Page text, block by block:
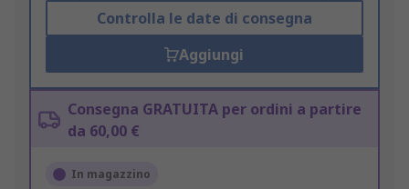
Controlla le date di consegna
Aggiungi
Consegna GRATUITA per ordini a partire
da 60,00 €
In magazzino